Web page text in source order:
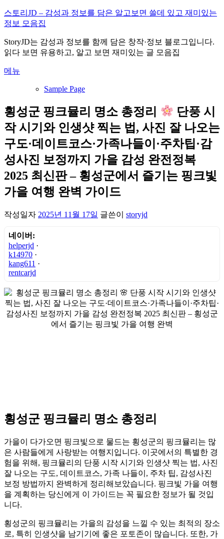
내
용
로
바
가
스토리JD – 감성과 정보를 담은 알고보면 쓸데 있고 재미있는
정보 모음집
StoryJD는 감성과 정보를 함께 담은 창작·정보 블로그입니다.
읽다 보면 유용하고, 알고 보면 재미있는 글 모음집
메뉴
Sample Page
횡성군 핑크뮬리 명소 총정리
단풍 시
작 시기와 인생샷 찍는 법, 사진 잘 나오는
구도·데이트코스·가족나들이·주차팁·감
성사진 보정까지 가을 감성 완전정복
2025 최신판 – 횡성군에서 즐기는 핑크빛
가을 여행 완벽 가이드
작성일자 2025년 11월 17일 글쓴이 storyjd
네이버:
helperjd ·
k14970 ·
kang611 ·
rentcarjd
횡성군 핑크뮬리 명소 총정리
가을이 다가오면 핑크빛으로 물드는 횡성군의 핑크뮬리는 많
은 사람들에게 사랑받는 여행지입니다. 이곳에서의 특별한 경
험을 위해, 핑크뮬리의 단풍 시작 시기와 인생샷 찍는 법, 사진
잘 나오는 구도, 데이트코스, 가족 나들이, 주차 팁, 감성사진
보정 방법까지 완벽하게 정리해보았습니다. 핑크빛 가을 여행
을 계획하는 당신에게 이 가이드는 꼭 필요한 정보가 될 것입
니다.
횡성군의 핑크뮬리는 가을의 감성을 느낄 수 있는 최적의 장소
로, 특히 인생샷을 남기기에 좋은 포토존이 많습니다. 또한, 가